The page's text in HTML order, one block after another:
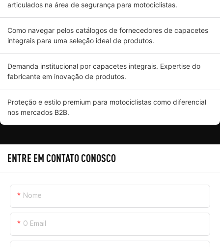
articulados na área de segurança para motociclistas.
Como navegar pelos catálogos de fornecedores de capacetes
integrais para uma seleção ideal de produtos.
Demanda institucional por capacetes integrais. Expertise do
fabricante em inovação de produtos.
Proteção e estilo premium para motociclistas como diferencial
nos mercados B2B.
ENTRE EM CONTATO CONOSCO
Nome
O Email